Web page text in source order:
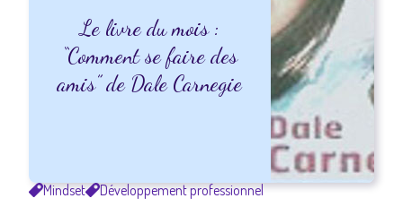
Le livre du mois :
“Comment se faire des
amis” de Dale Carnegie
Mindset Développement professionnel